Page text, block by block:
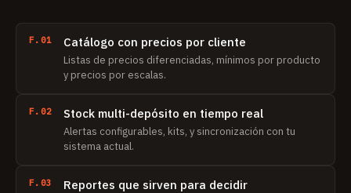
F.01 Catálogo con precios por cliente
Listas de precios diferenciadas, mínimos por producto
y precios por escalas.
F.02 Stock multi-depósito en tiempo real
Alertas configurables, kits, y sincronización con tu
sistema actual.
F.03 Reportes que sirven para decidir